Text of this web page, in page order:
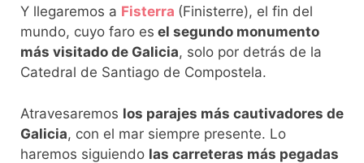
Y llegaremos a Fisterra (Finisterre), el fin del
mundo, cuyo faro es el segundo monumento
más visitado de Galicia, solo por detrás de la
Catedral de Santiago de Compostela.
Atravesaremos los parajes más cautivadores de
Galicia, con el mar siempre presente. Lo
haremos siguiendo las carreteras más pegadas